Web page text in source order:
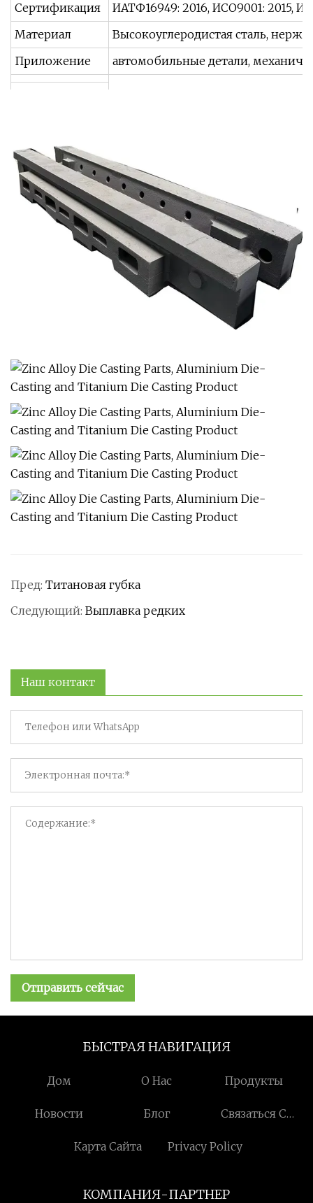
Сертификация
ИАТФ16949: 2016, ИСО9001: 2015,
Материал
Высокоуглеродистая сталь,
Приложение
автомобильные детали,
Пред: Титановая губка
Следующий: Выплавка редких
Наш контакт
Отправить сейчас
БЫСТРАЯ НАВИГАЦИЯ
Дом О Нас Продукты
Новости Блог
Связаться С
Карта Сайта
Privacy Policy
КОМПАНИЯ-ПАРТНЕР